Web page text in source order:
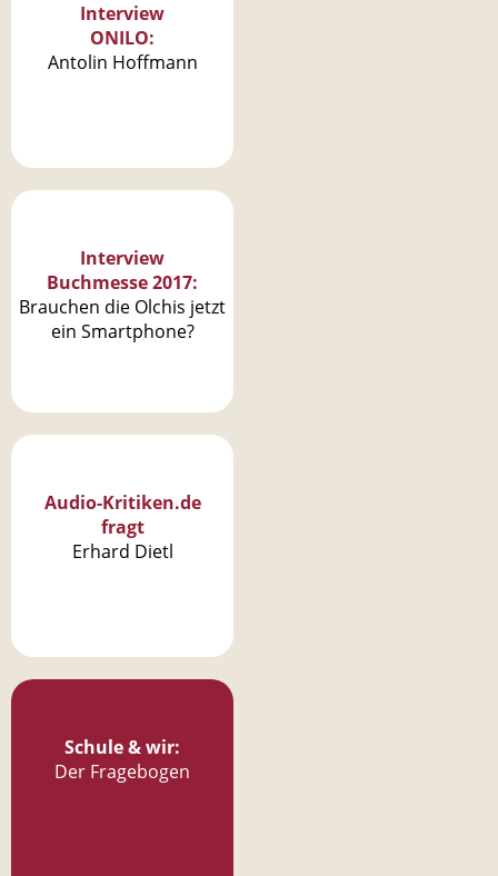
o
r
t
n
Interview
ONILO:
Antolin Hoffmann
Interview
Buchmesse 2017:
Brauchen die Olchis jetzt
ein Smartphone?
Audio-Kritiken.de
fragt
Erhard Dietl
Schule & wir:
Der Fragebogen